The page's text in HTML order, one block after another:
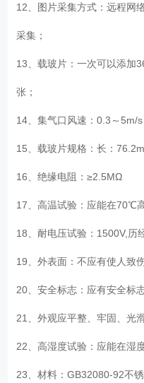
12、图片采集方式：远程网
采集；
13、载玻片：一次可以添加
张；
14、集气口风速：0.3～5m/s
15、载玻片规格：长：
16、绝缘电阻：≥2.5MΩ
17、高温试验：应能在70℃
18、耐电压试验：1500V,历
19、外表面：不应有使人致
20、安全标志：应有安全标
21、外观应平整、牢固、光
22、高湿度试验：应能在湿
23、材料：GB32080-92不